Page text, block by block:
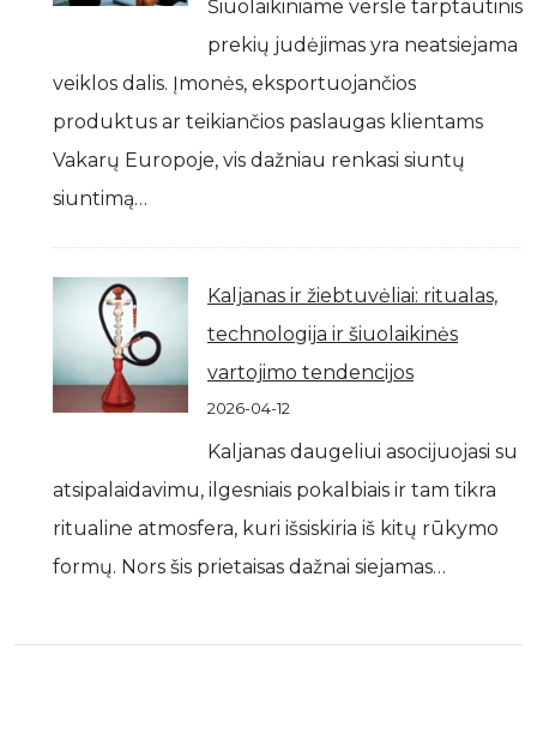
Šiuolaikiniame versle tarptautinis
prekių judėjimas yra neatsiejama
veiklos dalis. Įmonės, eksportuojančios
produktus ar teikiančios paslaugas klientams
Vakarų Europoje, vis dažniau renkasi siuntų
siuntimą…
Kaljanas ir žiebtuvėliai: ritualas,
technologija ir šiuolaikinės
vartojimo tendencijos
2026-04-12
Kaljanas daugeliui asocijuojasi su
atsipalaidavimu, ilgesniais pokalbiais ir tam tikra
ritualine atmosfera, kuri išsiskiria iš kitų rūkymo
formų. Nors šis prietaisas dažnai siejamas…